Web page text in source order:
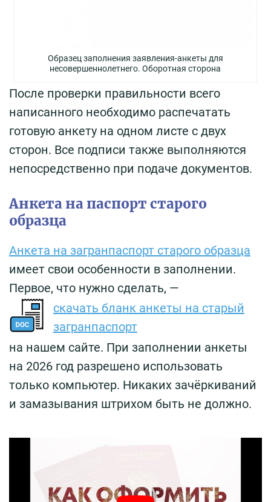
Образец заполнения заявления-анкеты для
несовершеннолетнего. Оборотная сторона
После проверки правильности всего
написанного необходимо распечатать
готовую анкету на одном листе с двух
сторон. Все подписи также выполняются
непосредственно при подаче документов.
Анкета на паспорт старого
образца
Анкета на загранпаспорт старого образца
имеет свои особенности в заполнении.
Первое, что нужно сделать, —
скачать бланк анкеты на старый
загранпаспорт
на нашем сайте. При заполнении анкеты
на 2026 год разрешено использовать
только компьютер. Никаких зачёркиваний
и замазывания штрихом быть не должно.